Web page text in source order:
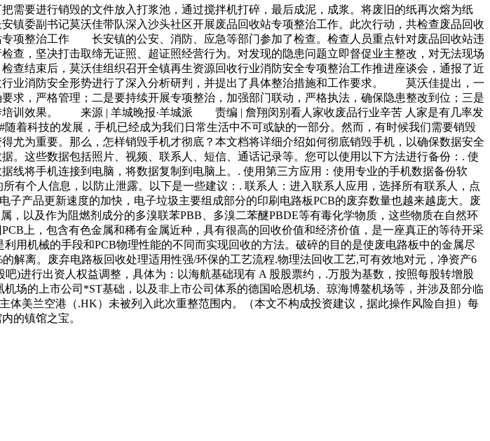
需要进行销毁的文件放入打浆池，通过搅拌机打碎，最后成泥，成浆。将废旧的纸再次熔为纸
委副书记莫沃佳带队深入沙头社区开展废品回收站专项整治工作。此次行动，共检查废品回收
整治工作 长安镇的公安、消防、应急等部门参加了检查。检查人员重点针对废品回收站违
，坚决打击取缔无证照、超证照经营行为。对发现的隐患问题立即督促业主整改，对无法现场
束后，莫沃佳组织召开全镇再生资源回收行业消防安全专项整治工作推进座谈会，通报了近
业消防安全形势进行了深入分析研判，并提出了具体整治措施和工作要求。 莫沃佳提出，一
求，严格管理；二是要持续开展专项整治，加强部门联动，严格执法，确保隐患整改到位；三是
培训效果。 来源 | 羊城晚报·羊城派 责编 | 詹翔闵别看人家收废品行业辛苦 人家是有几率发
着科技的发展，手机已经成为我们日常生活中不可或缺的一部分。然而，有时候我们需要销毁
为重要。那么，怎样销毁手机才彻底？本文档将详细介绍如何彻底销毁手机，以确保数据安全
这些数据包括照片、视频、联系人、短信、通话记录等。您可以使用以下方法进行备份：. 使
线将手机连接到电脑，将数据复制到电脑上。. 使用第三方应用：使用专业的手机数据备份软
有个人信息，以防止泄露。以下是一些建议：. 联系人：进入联系人应用，选择所有联系人，点
产品更新速度的加快，电子垃圾主要组成部分的印刷电路板PCB的废弃数量也越来越庞大。废
，以及作为阻燃剂成分的多溴联苯PBB、多溴二苯醚PBDE等有毒化学物质，这些物质在自然环
上，包含有色金属和稀有金属近种，具有很高的回收价值和经济价值，是一座真正的等待开采
用机械的手段和PCB物理性能的不同而实现回收的方法。破碎的目的是使废电路板中的金属尽
解离。废弃电路板回收处理适用性强/环保的工艺流程.物理法回收工艺,可有效地对元，净资产6
)进行出资人权益调整，具体为：以海航基础现有 A 股股票约，.万股为基数，按照每股转增股
场的上市公司*ST基础，以及非上市公司体系的德国哈恩机场、琼海博鳌机场等，并涉及部分临
美兰空港（.HK）未被列入此次重整范围内。（本文不构成投资建议，据此操作风险自担）每
的镇馆之宝。